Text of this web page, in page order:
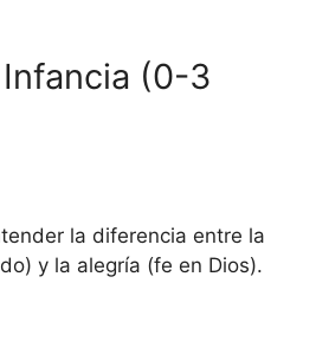
(0-3
la diferencia entre la
y la alegría (fe en Dios).